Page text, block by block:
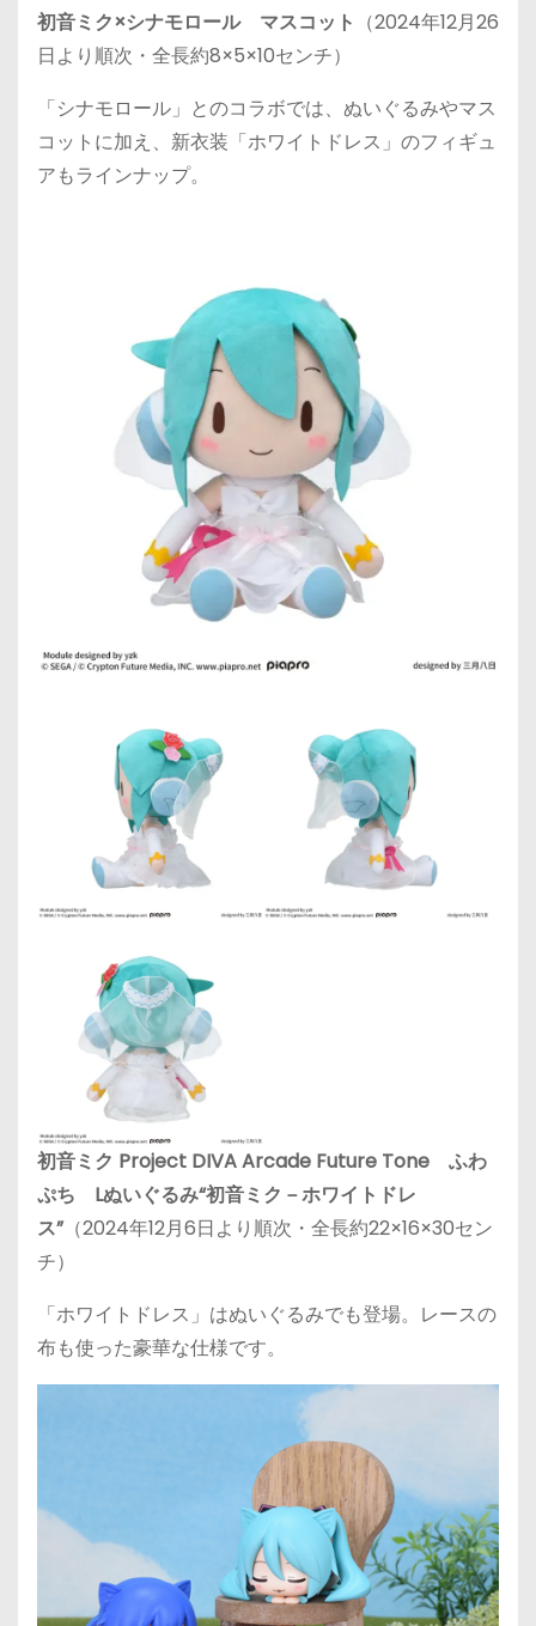
初音ミク×シナモロール マスコット （2024年12月26
日より順次・全長約8×5×10センチ）
「シナモロール」とのコラボでは、ぬいぐるみやマス
コットに加え、新衣装「ホワイトドレス」のフィギュ
アもラインナップ。
初音ミク Project DIVA Arcade Future Tone ふわ
ぷち Lぬいぐるみ“初音ミク－ホワイトドレ
ス”（2024年12月6日より順次・全長約22×16×30セン
チ）
「ホワイトドレス」はぬいぐるみでも登場。レースの
布も使った豪華な仕様です。